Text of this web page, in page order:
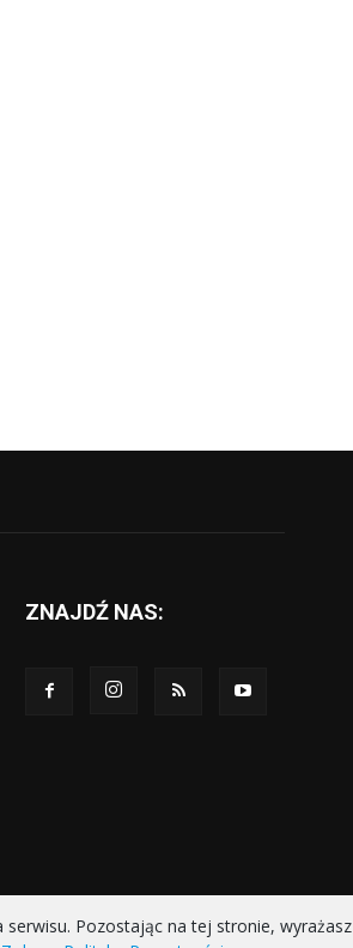
ZNAJDŹ NAS:
Pozostając na tej stronie, wyrażasz